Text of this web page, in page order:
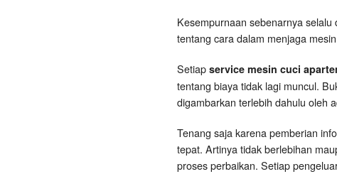
Kesempurnaan sebenarnya
tentang cara dalam menjaga
Setiap service mesin cuci
tentang biaya tidak lagi muncul.
digambarkan terlebih dahulu oleh
Tenang saja karena pemberian
tepat. Artinya tidak berlebihan
proses perbaikan. Setiap